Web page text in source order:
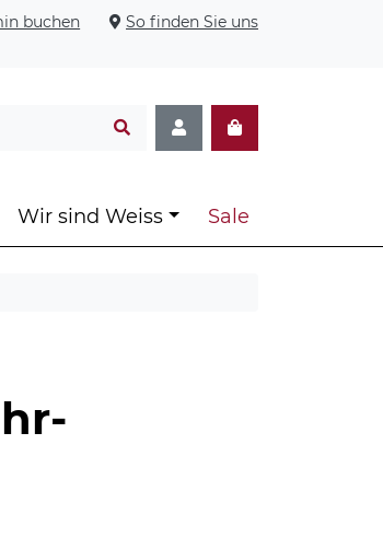
buchen So finden Sie uns
Wir sind Weiss Sale